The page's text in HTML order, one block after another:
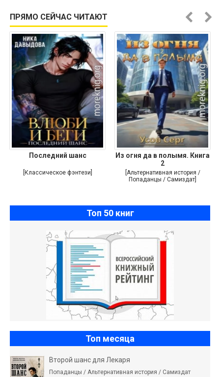
ПРЯМО СЕЙЧАС ЧИТАЮТ
Последний шанс
[Классическое фэнтези]
Из огня да в полымя. Книга
2
[Альтернативная история /
Попаданцы / Самиздат]
Топ 50 книг
Топ месяца
Второй шанс для Лекаря
Попаданцы / Альтернативная история / Самиздат